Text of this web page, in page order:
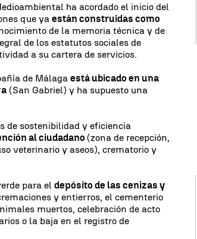
ha acordado el inicio del
que yaestán construidas como
de la memoria técnica y de
de los estatutos sociales de
a su cartera de servicios.
de Málagaestá ubicado en una
(San Gabriel) y ha supuesto una
de sostenibilidad y eficiencia
al ciudadano(zona de recepción,
veterinario y aseos), crematorio y
para eldepósito de las cenizas y
y entierros, el cementerio
muertos, celebración de acto
o la baja en el registro de